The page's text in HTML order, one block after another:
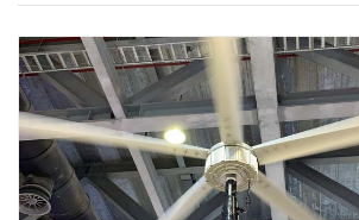
setelah panggilan video antara teknis...